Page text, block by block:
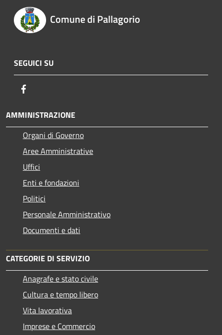
Comune di Pallagorio
SEGUICI SU
AMMINISTRAZIONE
Organi di Governo
Aree Amministrative
Uffici
Enti e fondazioni
Politici
Personale Amministrativo
Documenti e dati
CATEGORIE DI SERVIZIO
Anagrafe e stato civile
Cultura e tempo libero
Vita lavorativa
Imprese e Commercio